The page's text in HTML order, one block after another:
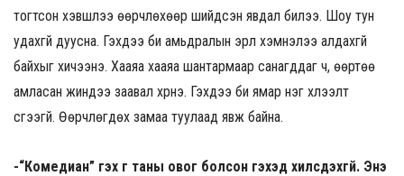
тогтсон хэвшлээ өөрчлөхөөр шийдсэн явдал билээ. Шоу тун
удахгүй дуусна. Гэхдээ би амьдралын эрүүл хэмнэлээ алдахгүй
байхыг хичээнэ. Хааяа хааяа шантармаар санагддаг ч, өөртөө
амласан жиндээ заавал хүрнэ. Гэхдээ би ямар нэг хүлээлт
үүсгээгүй. Өөрчлөгдөх замаа туулаад явж байна.
-“Комедиан” гэх үг таны овог болсон гэхэд хилсдэхгүй. Энэ